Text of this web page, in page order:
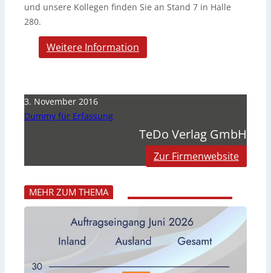
und unsere Kollegen finden Sie an Stand 7 in Halle
280.
Weitere Information
3. November 2016
Dummy für Erfassung
TeDo Verlag GmbH
Zur Firmenwebsite
MEHR ZUM THEMA